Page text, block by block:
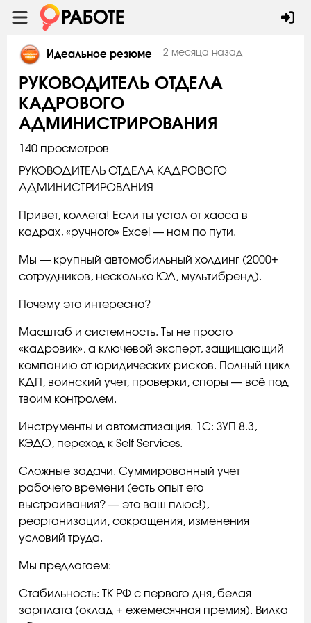
Идеальное резюме 2 месяца назад
РУКОВОДИТЕЛЬ ОТДЕЛА
КАДРОВОГО
АДМИНИСТРИРОВАНИЯ
140 просмотров
РУКОВОДИТЕЛЬ ОТДЕЛА КАДРОВОГО
АДМИНИСТРИРОВАНИЯ
Привет, коллега! Если ты устал от хаоса в
кадрах, «ручного» Excel — нам по пути.
Мы — крупный автомобильный холдинг (2000+
сотрудников, несколько ЮЛ, мультибренд).
Почему это интересно?
Масштаб и системность. Ты не просто
«кадровик», а ключевой эксперт, защищающий
компанию от юридических рисков. Полный цикл
КДП, воинский учет, проверки, споры — всё под
твоим контролем.
Инструменты и автоматизация. 1С: ЗУП 8.3,
КЭДО, переход к Self Services.
Сложные задачи. Суммированный учет
рабочего времени (есть опыт его
выстраивания? — это ваш плюс!),
реорганизации, сокращения, изменения
условий труда.
Мы предлагаем:
Стабильность: ТК РФ с первого дня, белая
зарплата (оклад + ежемесячная премия). Вилка